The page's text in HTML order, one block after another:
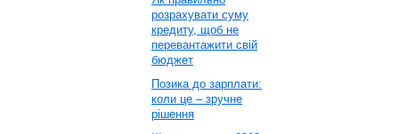
розрахувати суму
кредиту, щоб не
перевантажити свій
бюджет
Позика до зарплати:
коли це – зручне
рішення